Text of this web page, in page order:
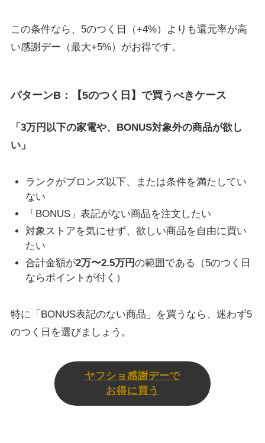
この条件なら、5のつく日（+4%）よりも還元率が高
い感謝デー（最大+5%）がお得です。
パターンB：【5のつく日】で買うべきケース
「3万円以下の家電や、BONUS対象外の商品が欲し
い」
ランクがブロンズ以下、または条件を満たしてい
ない
「BONUS」表記がない商品を注文したい
対象ストアを気にせず、欲しい商品を自由に買い
たい
合計金額が2万〜2.5万円の範囲である（5のつく日
ならポイントが付く）
特に「BONUS表記のない商品」を買うなら、迷わず5
のつく日を選びましょう。
ヤフショ感謝デーで
お得に買う